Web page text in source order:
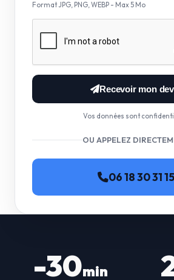
Format JPG, PNG, WEBP - Max 5 Mo
Recevoir mon
Vos données sont
OU APPELEZ
06 18 30 31 15
-30min